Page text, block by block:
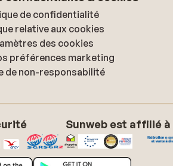
de confidentialité
relative aux cookies
des cookies
préférences marketing
de non-responsabilité
Sunweb est affilié à